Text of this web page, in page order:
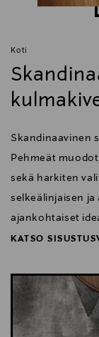
Koti
Skandinaavinen
Pehmeät
sekä harkiten
selkeälinjaisen
ajankohtaiset
KATSO
KATSO